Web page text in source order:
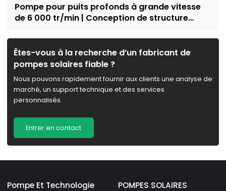
Pompe pour puits profonds à grande vitesse
de 6 000 tr/min | Conception de structure
eau domestique et irrigation | Recruter des
concessionnaires
Êtes-vous à la recherche d’un fabricant de
pompes solaires fiable ?
Nous pouvons rapidement fournir aux clients une analyse de
marché, un support technique et des services
personnalisés.
Entrer en contact
Pompe Et Technologie POMPES SOLAIRES